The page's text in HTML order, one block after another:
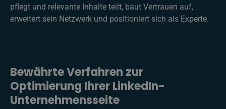
pflegt und relevante Inhalte teilt, baut Vertrauen auf,
erweitert sein Netzwerk und positioniert sich als Experte.
Bewährte Verfahren zur
Optimierung Ihrer LinkedIn-
Unternehmensseite